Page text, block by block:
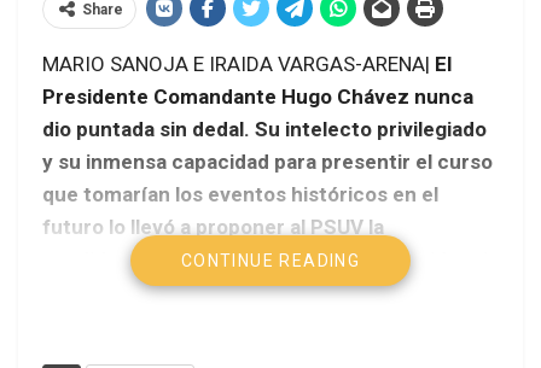
Share
MARIO SANOJA E IRAIDA VARGAS-ARENA| El
Presidente Comandante Hugo Chávez nunca
dio puntada sin dedal. Su intelecto privilegiado
y su inmensa capacidad para presentir el curso
que tomarían los eventos históricos en el
futuro lo llevó a proponer al PSUV la
candidatura de Nicolás Maduro a la Presidencia
de la República… “Si algo me llegara a
CONTINUE READING